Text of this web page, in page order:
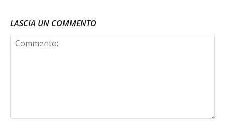
LASCIA UN COMMENTO